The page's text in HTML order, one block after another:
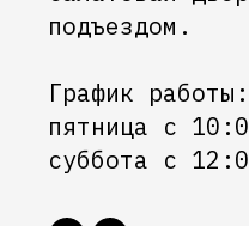
подъездом.
График
пятница с
суббота с